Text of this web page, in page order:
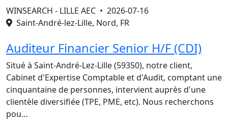
WINSEARCH - LILLE AEC • 2026-07-16
Saint-André-lez-Lille, Nord, FR
Auditeur Financier Senior H/F (CDI)
Situé à Saint-André-Lez-Lille (59350), notre client,
Cabinet d'Expertise Comptable et d'Audit, comptant une
cinquantaine de personnes, intervient auprès d'une
clientèle diversifiée (TPE, PME, etc). Nous recherchons
pou…